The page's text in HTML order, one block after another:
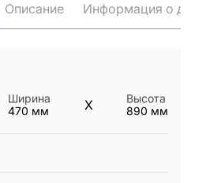
Описание Информация о
Ширина
470 мм X
Высота
890 мм